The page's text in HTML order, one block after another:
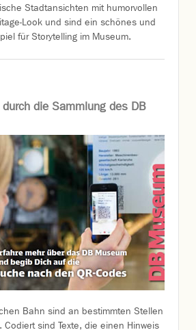
Stadtansichten mit humorvollen
Look und sind ein schönes und
für Storytelling im Museum.
durch die Sammlung des DB
Bahn sind an bestimmten Stellen
Codiert sind Texte, die einen Hinweis